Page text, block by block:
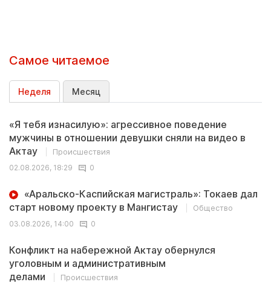
Самое читаемое
Неделя Месяц
«Я тебя изнасилую»: агрессивное поведение
мужчины в отношении девушки сняли на видео в
Актау
Происшествия
02.08.2026, 18:29
0
«Аральско-Каспийская магистраль»: Токаев дал
старт новому проекту в Мангистау
Общество
03.08.2026, 14:00
0
Конфликт на набережной Актау обернулся
уголовным и административным
делами
Происшествия